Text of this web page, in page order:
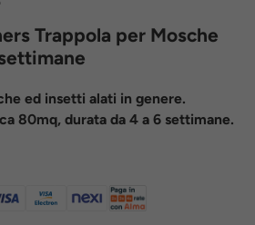
Trappola per Mosche
ed insetti alati in genere.
80mq, durata da 4 a 6 settimane.